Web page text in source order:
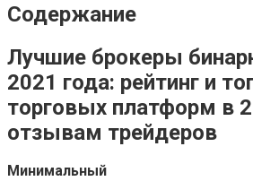
Содержание
Лучшие брокеры
2021 года: рейтинг и
торговых платформ в
отзывам трейдеров
Минимальный